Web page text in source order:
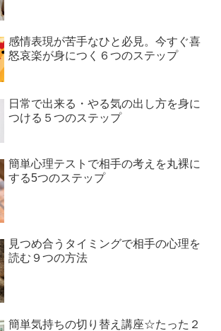
感情表現が苦手なひと必見。今すぐ喜
怒哀楽が身につく６つのステップ
日常で出来る・やる気の出し方を身に
つける５つのステップ
簡単心理テストで相手の考えを丸裸に
する5つのステップ
見つめ合うタイミングで相手の心理を
読む９つの方法
簡単気持ちの切り替え講座☆たった２